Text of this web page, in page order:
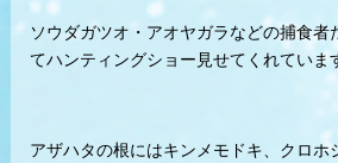
ソウダガツオ・アオヤガラなどの捕食者
てハンティングショー見せてくれていま
アザハタの根にはキンメモドキ、クロホ